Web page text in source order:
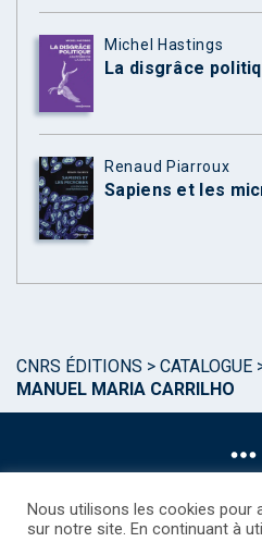
Michel Hastings
La disgrâce
Renaud Piarroux
Sapiens et les
CNRS ÉDITIONS > CATALOGUE
MANUEL MARIA CARRILHO
Nous utilisons les cookies pour
sur notre site. En continuant à